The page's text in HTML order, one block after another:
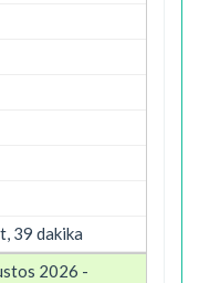
39 dakika
2026 -